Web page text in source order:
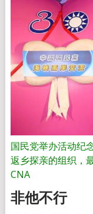
国民党举办活动纪
返乡探亲的组织，
CNA
非他不行